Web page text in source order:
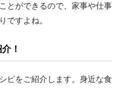
とができるので、家事や仕事
ですよね。
！
ピをご紹介します。身近な食